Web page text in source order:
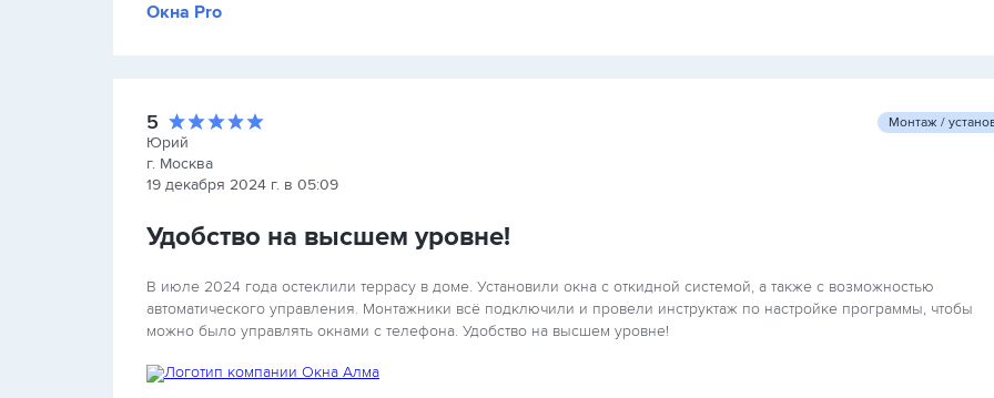
Окна Pro
5
Юрий
г. Москва
19 декабря 2024 г. в 05:09
Монтаж /
Удобство на высшем уровне!
В июле 2024 года остеклили террасу в доме. Установили окна с откидной системой, а также с возможностью
автоматического управления. Монтажники всё подключили и провели инструктаж по настройке программы, чтобы
можно было управлять окнами с телефона. Удобство на высшем уровне!